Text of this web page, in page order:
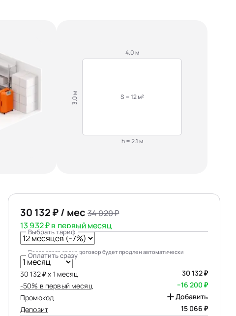
4.0 м
S = 12 м²
3.0 м
h = 2.1 м
30 132 ₽ / мес 34 020 ₽
13 932 ₽ в первый месяц
Выбрать тариф
После этого срока договор будет продлен автоматически
Оплатить сразу
30 132 ₽ х 1 месяц
30 132 ₽
-50% в первый месяц
−16 200 ₽
Промокод
Добавить
Депозит
15 066 ₽